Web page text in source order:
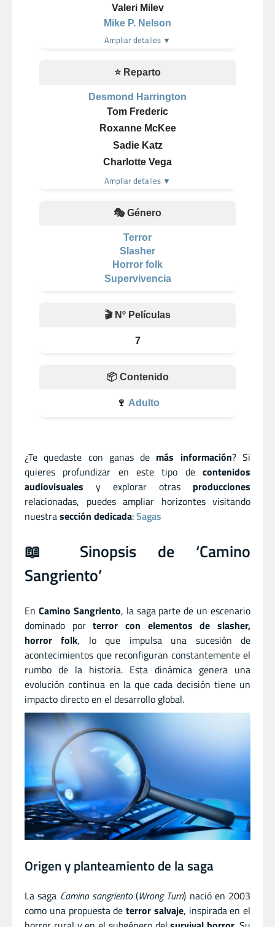
Valeri Milev
Mike P. Nelson
Ampliar detalles ▼
⭐ Reparto
Desmond Harrington
Tom Frederic
Roxanne McKee
Sadie Katz
Charlotte Vega
Ampliar detalles ▼
🎭 Género
Terror
Slasher
Horror folk
Supervivencia
🎬 Nº Películas
7
📦 Contenido
🍷 Adulto
¿Te quedaste con ganas de más información? Si
quieres profundizar en este tipo de contenidos
audiovisuales y explorar otras producciones
relacionadas, puedes ampliar horizontes visitando
nuestrasección dedicada:Sagas
📖 Sinopsis de ‘Camino
Sangriento’
En Camino Sangriento, la saga parte de un escenario
dominado porterror con elementos de slasher,
horror folk, lo que impulsa una sucesión de
acontecimientos que reconfiguran constantemente el
rumbo de la historia. Esta dinámica genera una
evolución continua en la que cada decisión tiene un
impacto directo en el desarrollo global.
Origen y planteamiento de la saga
La saga Camino sangriento(Wrong Turn) nació en 2003
como una propuesta de terror salvaje, inspirada en el